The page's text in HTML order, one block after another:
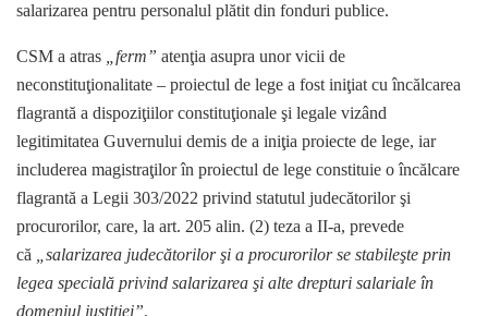
salarizarea pentru personalul plătit din fonduri publice.
CSM a atras „ferm” atenţia asupra unor vicii de
neconstituţionalitate – proiectul de lege a fost iniţiat cu încălcarea
flagrantă a dispoziţiilor constituţionale şi legale vizând
legitimitatea Guvernului demis de a iniţia proiecte de lege, iar
includerea magistraţilor în proiectul de lege constituie o încălcare
flagrantă a Legii 303/2022 privind statutul judecătorilor şi
procurorilor, care, la art. 205 alin. (2) teza a II-a, prevede
că
„salarizarea judecătorilor şi a procurorilor se stabileşte prin
legea specială privind salarizarea şi alte drepturi salariale în
domeniul justiţiei”.